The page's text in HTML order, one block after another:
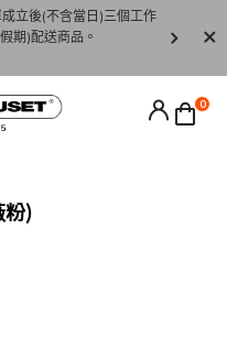
立後(不含當日)三個工作
期)配送商品。
請至
0
粉)